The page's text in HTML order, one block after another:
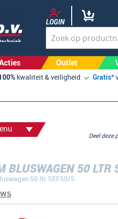
LOGIN
Outlet
kwaliteit & veiligheid Gratis*
BLUSWAGEN 50 LTR
50 ltr SEF50/5
Deel